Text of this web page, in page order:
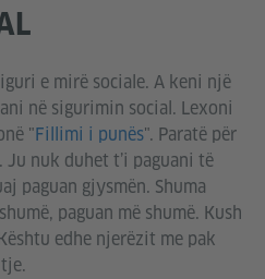
e mirë sociale. A keni një
në sigurimin social. Lexoni
"Fillimi i punës". Paratë për
nuk duhet t’i paguani të
paguan gjysmën. Shuma
paguan më shumë. Kush
edhe njerëzit me pak